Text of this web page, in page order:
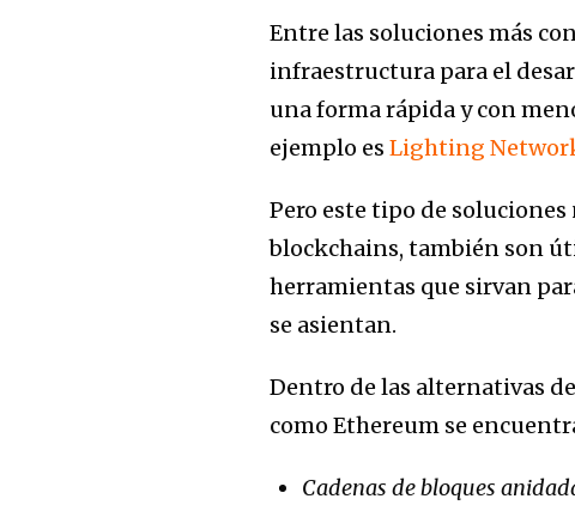
Entre las soluciones más
infraestructura para el
una forma rápida y con
ejemplo esLighting
Pero este tipo de
blockchains, también son
herramientas que sirvan
se asientan.
Dentro de las alternativas
como Ethereum se
Cadenas de bloques